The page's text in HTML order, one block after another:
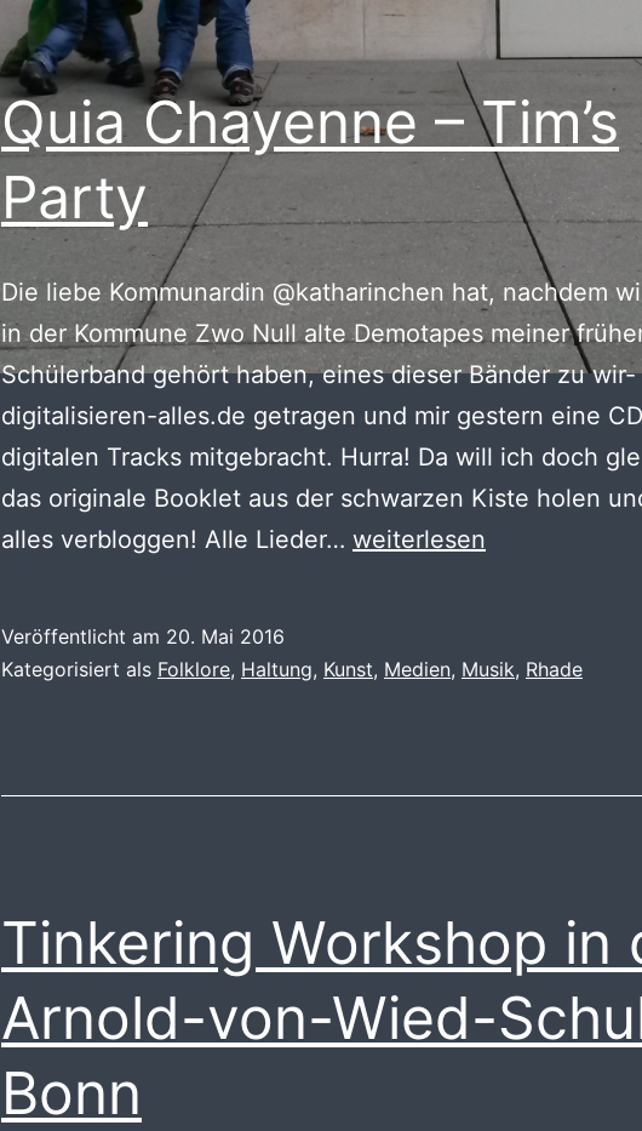
Quia Chayenne – Tim’s
Party
Die liebe Kommunardin @katharinchen hat, nachdem
in der Kommune Zwo Null alte Demotapes meiner
Schülerband gehört haben, eines dieser Bänder zu wir-
digitalisieren-alles.de getragen und mir gestern eine
digitalen Tracks mitgebracht. Hurra! Da will ich doch
das originale Booklet aus der schwarzen Kiste holen
alles verbloggen! Alle Lieder… Quia
Tim’s
weiterlesen
Veröffentlicht am 20. Mai 2016
Kategorisiert als Folklore, Haltung, Kunst, Medien, Musik, Rhade
Tinkering Workshop in
Arnold-von-Wied-
Bonn